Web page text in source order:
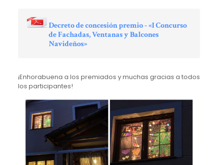
Decreto de concesión premio - «I Concurso
de Fachadas, Ventanas y Balcones
Navideños»
¡Enhorabuena a los premiados y muchas gracias a todos
los participantes!